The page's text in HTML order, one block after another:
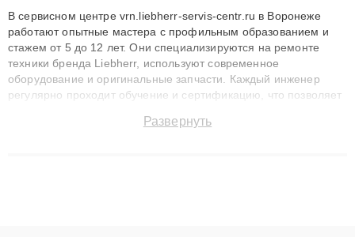
В сервисном центре vrn.liebherr-servis-centr.ru в Воронеже
работают опытные мастера с профильным образованием и
стажем от 5 до 12 лет. Они специализируются на ремонте
техники бренда Liebherr, используют современное
оборудование и оригинальные запчасти. Каждый инженер
регулярно проходит обучение и сертификацию, что позволяет
технику с сохранением гарантии до 3 лет. Наши мастера
Развернуть